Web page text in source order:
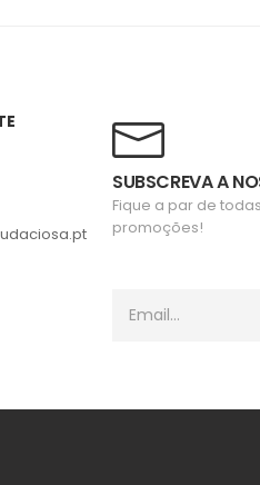
SUBSCREVA A
Fique a par de
promoções!